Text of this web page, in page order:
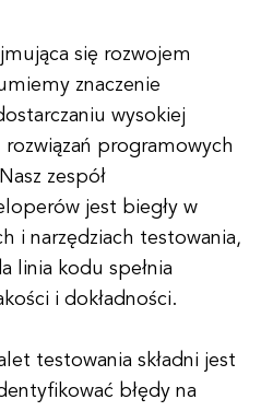
się rozwojem
znaczenie
wysokiej
rozwiązań programowych
zespół
jest biegły w
i narzędziach testowania,
linia kodu spełnia
i dokładności.
testowania składni jest
błędy na